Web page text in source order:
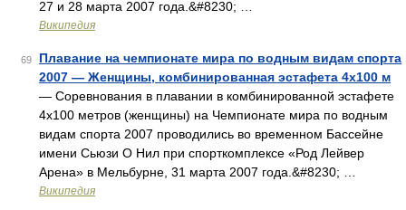
27 и 28 марта 2007 года.&#8230; …
Википедия
69
Плавание на чемпионате мира по водным видам спорта
2007 — Женщины, комбинированная эстафета 4x100 м
— Соревнования в плавании в комбинированной эстафете
4x100 метров (женщины) на Чемпионате мира по водным
видам спорта 2007 проводились во временном Бассейне
имени Сьюзи О Нил при спорткомплексе «Род Лейвер
Арена» в Мельбурне, 31 марта 2007 года.&#8230; …
Википедия